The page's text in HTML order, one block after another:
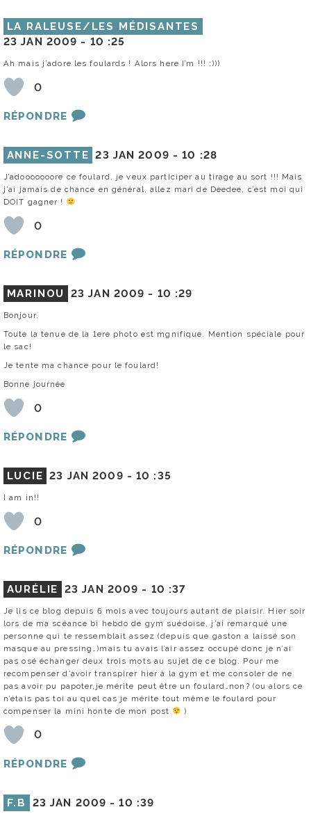
LA RALEUSE/LES MÉDISANTES
23 JAN 2009 - 10 :25
Ah mais j’adore les foulards ! Alors here I’m !!! :)))
0
RÉPONDRE
ANNE-SOTTE 23 JAN 2009 -10 :28
J’adooooooore ce foulard, je veux participer au tirage au sort !!! Mais
j’ai jamais de chance en général, allez mari de Deedee, c’est moi qui
DOIT gagner !
0
RÉPONDRE
MARINOU 23 JAN 2009 - 10 :29
Bonjour,
Toute la tenue de la 1ere photo est mgnifique. Mention spéciale pour
le sac!
Je tente ma chance pour le foulard!
Bonne journée
0
RÉPONDRE
LUCIE 23 JAN 2009 -10 :35
I am in!!
0
RÉPONDRE
AURÉLIE 23 JAN 2009 - 10 :37
Je lis ce blog depuis 6 mois avec toujours autant de plaisir. Hier soir
lors de ma scéance bi hebdo de gym suédoise, j’ai remarqué une
personne qui te ressemblait assez (depuis que gaston a laissé son
masque au pressing…)mais tu avais l’air assez occupé donc je n’ai
pas osé échanger deux trois mots au sujet de ce blog. Pour me
recompenser d’avoir transpirer hier à la gym et me consoler de ne
pas avoir pu papoter,je mérite peut être un foulard…non? (ou alors ce
n’étais pas toi au quel cas je mérite tout même le foulard pour
compenser la mini honte de mon post
)
0
RÉPONDRE
F.B 23 JAN 2009 -10 :39